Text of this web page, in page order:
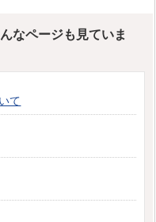
なページも見ていま
て